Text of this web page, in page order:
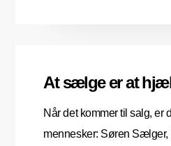
At sælge er at
Når det kommer til salg, er
mennesker: Søren Sælger,